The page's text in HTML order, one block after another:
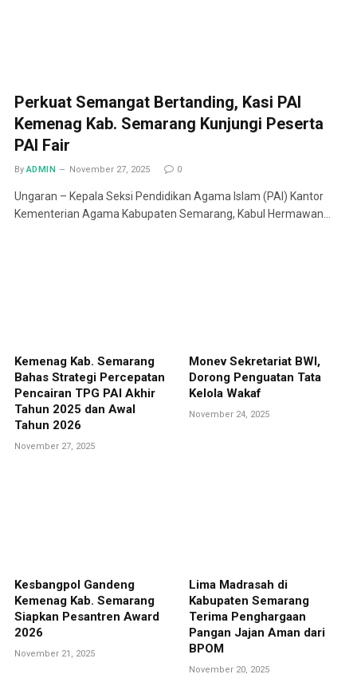
Perkuat Semangat Bertanding, Kasi PAI
Kemenag Kab. Semarang Kunjungi Peserta
PAI Fair
By ADMIN November 27, 2025 0
Ungaran – Kepala Seksi Pendidikan Agama Islam (PAI) Kantor
Kementerian Agama Kabupaten Semarang, Kabul Hermawan…
Kemenag Kab. Semarang
Bahas Strategi Percepatan
Pencairan TPG PAI Akhir
Tahun 2025 dan Awal
Tahun 2026
November 27, 2025
Monev Sekretariat BWI,
Dorong Penguatan Tata
Kelola Wakaf
November 24, 2025
Kesbangpol Gandeng
Kemenag Kab. Semarang
Siapkan Pesantren Award
2026
November 21, 2025
Lima Madrasah di
Kabupaten Semarang
Terima Penghargaan
Pangan Jajan Aman dari
BPOM
November 20, 2025